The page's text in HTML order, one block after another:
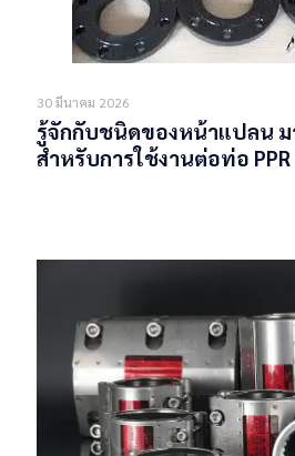
30 มีนาคม 2026
รู้จักกับชนิดของหน้าแปลน
สำหรับการใช้งานต่อท่อ PPR